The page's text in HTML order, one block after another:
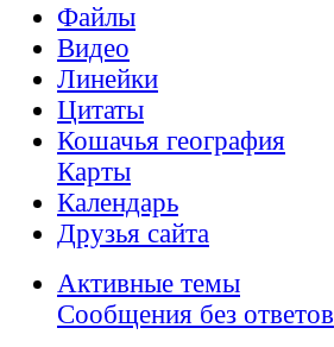
Файлы
Видео
Линейки
Цитаты
Кошачья география
Карты
Календарь
Друзья сайта
Активные темы
Сообщения без ответов